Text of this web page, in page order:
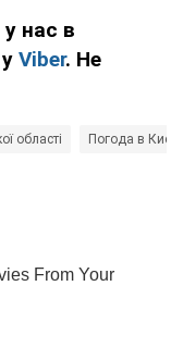
нас в
Viber. Не
області Погода в Києві